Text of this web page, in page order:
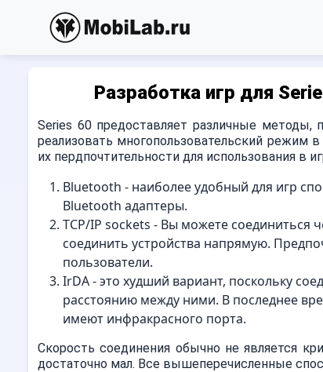
Разработка игр для
Series 60 предоставляет различные
реализовать многопользовательский режим
их пердпочтительности для использования в
Bluetooth - наиболее удобный для игр
Bluetooth адаптеры.
TCP/IP sockets - Вы можете соединиться
соединить устройства напрямую.
пользователи.
IrDA - это худший вариант, поскольку
расстоянию между ними. В последнее
имеют инфракрасного порта.
Скорость соединения обычно не является
достаточно мал. Все вышеперечисленные